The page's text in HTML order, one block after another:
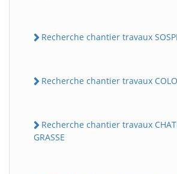
Recherche chantier travaux
Recherche chantier travaux
Recherche chantier travaux
GRASSE